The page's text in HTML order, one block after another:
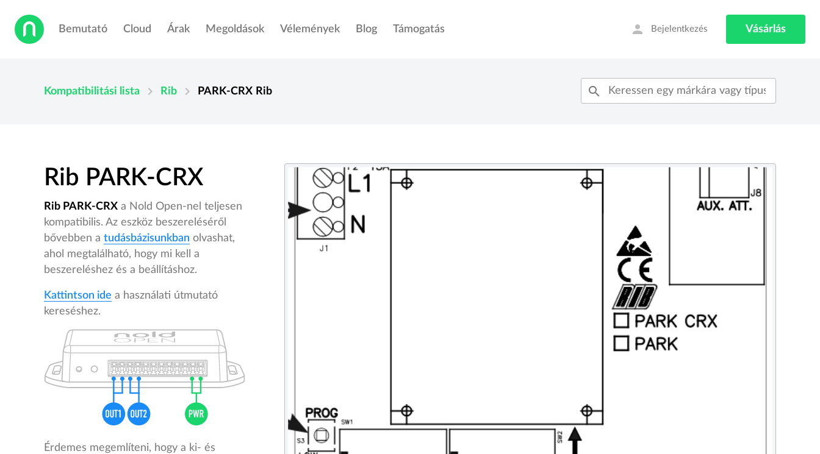
Bemutató Cloud Árak Megoldások Vélemények Blog Támogatás person Bejelentkezés Vásárlás
Kompatibilitási lista chevron_right Rib chevron_right PARK-CRX Rib search
Rib PARK-CRX
Rib PARK-CRX a Nold Open-nel teljesen
kompatibilis. Az eszköz beszereléséről
bővebben a tudásbázisunkban olvashat,
ahol megtalálható, hogy mi kell a
beszereléshez és a beállításhoz.
Kattintson ide a használati útmutató
kereséshez.
Érdemes megemlíteni, hogy a ki- és